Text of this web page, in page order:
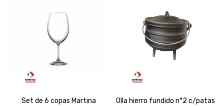
Set de 6 copas Martina
Olla hierro fundido n°2 c/patas